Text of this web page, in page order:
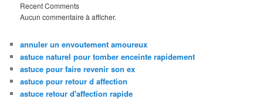
Recent Comments
Aucun commentaire à afficher.
annuler un envoutement amoureux
astuce naturel pour tomber enceinte rapidement
astuce pour faire revenir son ex
astuce pour retour d affection
astuce retour d'affection rapide